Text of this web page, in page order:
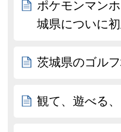
ポケモンマン
城県についに初
茨城県のゴル
観て、遊べる